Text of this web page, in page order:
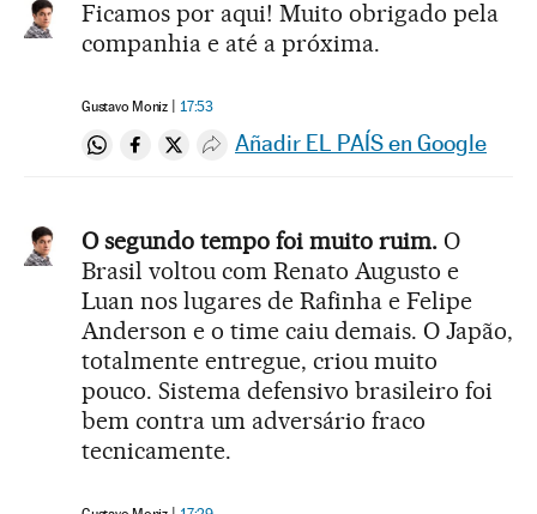
Ficamos por aqui! Muito obrigado pela
companhia e até a próxima.
Gustavo Moniz 17:53
Compartir en Whatsapp
Compartir en Facebook
Compartir en Twitter
Desplegar Redes Sociales
Añadir EL PAÍS en Google
O segundo tempo foi muito ruim. O
Brasil voltou com Renato Augusto e
Luan nos lugares de Rafinha e Felipe
Anderson e o time caiu demais. O Japão,
totalmente entregue, criou muito
pouco. Sistema defensivo brasileiro foi
bem contra um adversário fraco
tecnicamente.